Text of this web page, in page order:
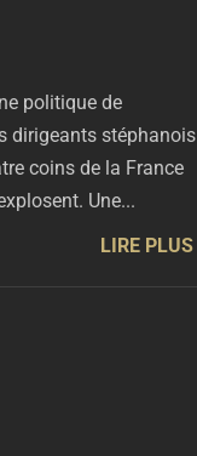
politique de
dirigeants stéphanois
coins de la France
Une...
LIRE PLUS